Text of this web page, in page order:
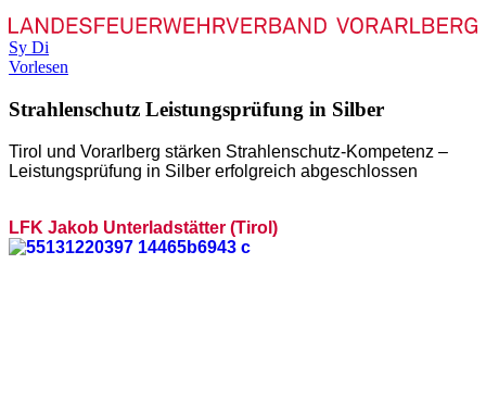
Sy Di
Vorlesen
Strahlenschutz Leistungsprüfung in Silber
Tirol und Vorarlberg stärken Strahlenschutz-Kompetenz –
Leistungsprüfung in Silber erfolgreich abgeschlossen
LFK Jakob Unterladstätter (Tirol)